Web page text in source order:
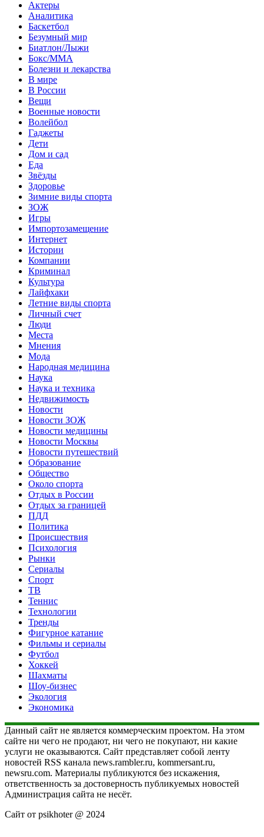
Актеры
Аналитика
Баскетбол
Безумный мир
Биатлон/Лыжи
Бокс/MMA
Болезни и лекарства
В мире
В России
Вещи
Военные новости
Волейбол
Гаджеты
Дети
Дом и сад
Еда
Звёзды
Здоровье
Зимние виды спорта
ЗОЖ
Игры
Импортозамещение
Интернет
Истории
Компании
Криминал
Культура
Лайфхаки
Летние виды спорта
Личный счет
Люди
Места
Мнения
Мода
Народная медицина
Наука
Наука и техника
Недвижимость
Новости
Новости ЗОЖ
Новости медицины
Новости Москвы
Новости путешествий
Образование
Общество
Около спорта
Отдых в России
Отдых за границей
ПДД
Политика
Происшествия
Психология
Рынки
Сериалы
Спорт
ТВ
Теннис
Технологии
Тренды
Фигурное катание
Фильмы и сериалы
Футбол
Хоккей
Шахматы
Шоу-бизнес
Экология
Экономика
Данный сайт не является коммерческим проектом. На этом
сайте ни чего не продают, ни чего не покупают, ни какие
услуги не оказываются. Сайт представляет собой ленту
новостей RSS канала news.rambler.ru, kommersant.ru,
newsru.com. Материалы публикуются без искажения,
ответственность за достоверность публикуемых новостей
Администрация сайта не несёт.
Сайт от psikhoter @ 2024